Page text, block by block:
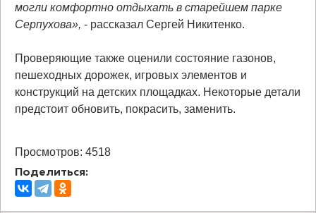
могли комфортно отдыхать в старейшем парке
Серпухова», - рассказал Сергей Никитенко.
Проверяющие также оценили состояние газонов,
пешеходных дорожек, игровых элементов и
конструкций на детских площадках. Некоторые детали
предстоит обновить, покрасить, заменить.
Просмотров: 4518
Поделиться: